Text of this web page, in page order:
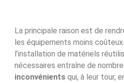
La principale raison est de
les équipements moins
l’installation de matériels
nécessaires entraîne de
inconvénients qui, à leur tour,